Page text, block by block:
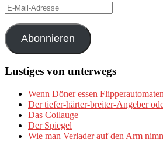
E-
Mail-
Adresse
Abonnieren
Lustiges von unterwegs
Wenn Döner essen
Der tiefer-härter-breiter-Angeber
Das Coilauge
Der Spiegel
Wie man Verlader auf den Arm